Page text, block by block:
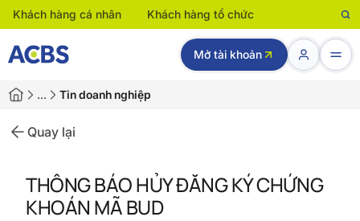
Khách hàng cá nhân Khách hàng tổ chức
Mở tài khoản
… Tin doanh nghiệp
Quay lại
THÔNG BÁO HỦY ĐĂNG KÝ CHỨNG
KHOÁN MÃ BUD